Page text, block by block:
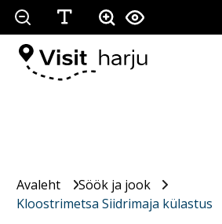
Avaleht
Söök ja jook
Kloostrimetsa Siidrimaja külastus